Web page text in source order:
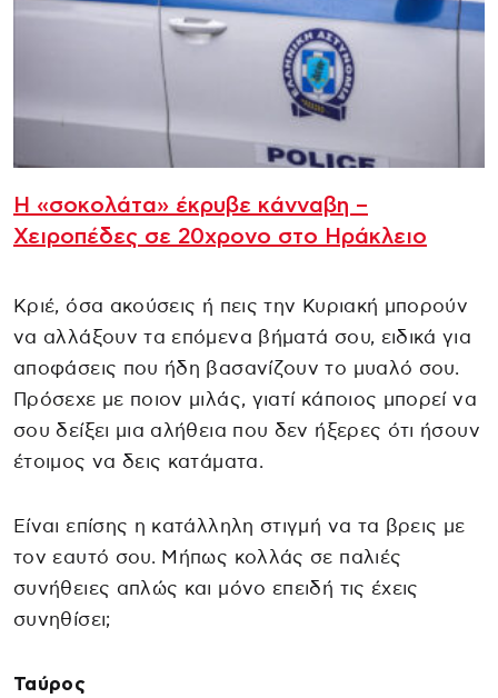
Η «σοκολάτα» έκρυβε κάνναβη –
Χειροπέδες σε 20χρονο στο Ηράκλειο
Κριέ, όσα ακούσεις ή πεις την Κυριακή μπορούν
να αλλάξουν τα επόμενα βήματά σου, ειδικά για
αποφάσεις που ήδη βασανίζουν το μυαλό σου.
Πρόσεχε με ποιον μιλάς, γιατί κάποιος μπορεί να
σου δείξει μια αλήθεια που δεν ήξερες ότι ήσουν
έτοιμος να δεις κατάματα.
Είναι επίσης η κατάλληλη στιγμή να τα βρεις με
τον εαυτό σου. Μήπως κολλάς σε παλιές
συνήθειες απλώς και μόνο επειδή τις έχεις
συνηθίσει;
Ταύρος